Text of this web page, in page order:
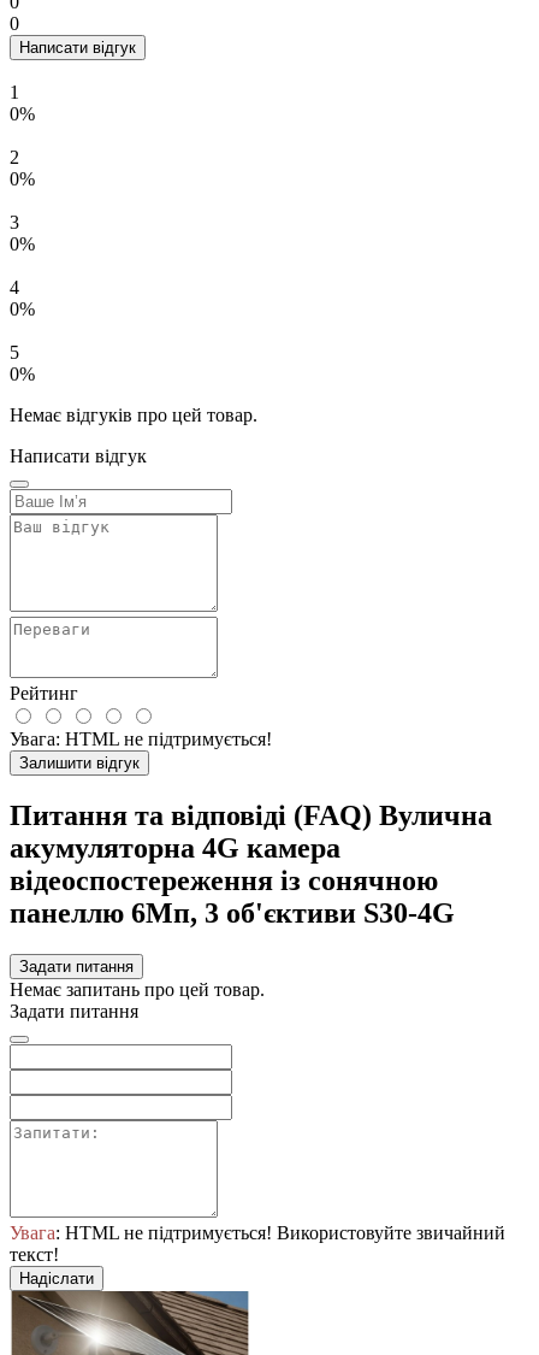
0
Написати відгук
1
0%
2
0%
3
0%
4
0%
5
0%
Немає відгуків про цей товар.
Написати відгук
Рейтинг
Увага: HTML не підтримується!
Залишити відгук
Питання та відповіді (FAQ) Вулична
акумуляторна 4G камера
відеоспостереження із сонячною
панеллю 6Мп, 3 об'єктиви S30-4G
Задати питання
Немає запитань про цей товар.
Задати питання
Увага: HTML не підтримується! Використовуйте звичайний
текст!
Надіслати